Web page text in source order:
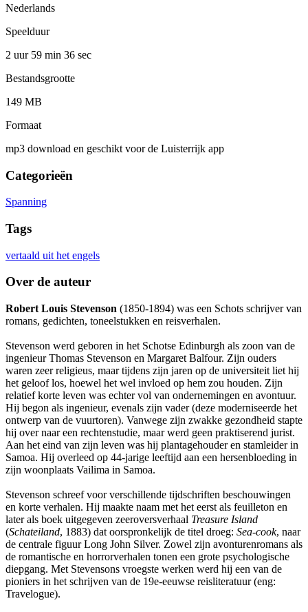
Nederlands
Speelduur
2 uur 59 min 36 sec
Bestandsgrootte
149 MB
Formaat
mp3 download en geschikt voor de Luisterrijk app
Categorieën
Spanning
Tags
vertaald uit het engels
Over de auteur
Robert Louis Stevenson (1850-1894) was een Schots schrijver van
romans, gedichten, toneelstukken en reisverhalen.
Stevenson werd geboren in het Schotse Edinburgh als zoon van de
ingenieur Thomas Stevenson en Margaret Balfour. Zijn ouders
waren zeer religieus, maar tijdens zijn jaren op de universiteit liet hij
het geloof los, hoewel het wel invloed op hem zou houden. Zijn
relatief korte leven was echter vol van ondernemingen en avontuur.
Hij begon als ingenieur, evenals zijn vader (deze moderniseerde het
ontwerp van de vuurtoren). Vanwege zijn zwakke gezondheid stapte
hij over naar een rechtenstudie, maar werd geen praktiserend jurist.
Aan het eind van zijn leven was hij plantagehouder en stamleider in
Samoa. Hij overleed op 44-jarige leeftijd aan een hersenbloeding in
zijn woonplaats Vailima in Samoa.
Stevenson schreef voor verschillende tijdschriften beschouwingen
en korte verhalen. Hij maakte naam met het eerst als feuilleton en
later als boek uitgegeven zeeroversverhaal Treasure Island
(Schateiland, 1883) dat oorspronkelijk de titel droeg: Sea-cook, naar
de centrale figuur Long John Silver. Zowel zijn avonturenromans als
de romantische en horrorverhalen tonen een grote psychologische
diepgang. Met Stevensons vroegste werken werd hij een van de
pioniers in het schrijven van de 19e-eeuwse reisliteratuur (eng:
Travelogue).